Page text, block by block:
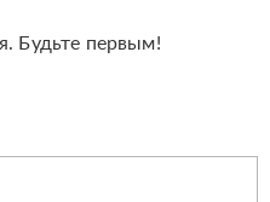
Будьте первым!